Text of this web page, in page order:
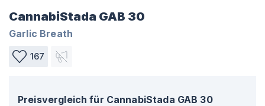
CannabiStada GAB 30
Garlic Breath
167
Preisvergleich für CannabiStada GAB 30